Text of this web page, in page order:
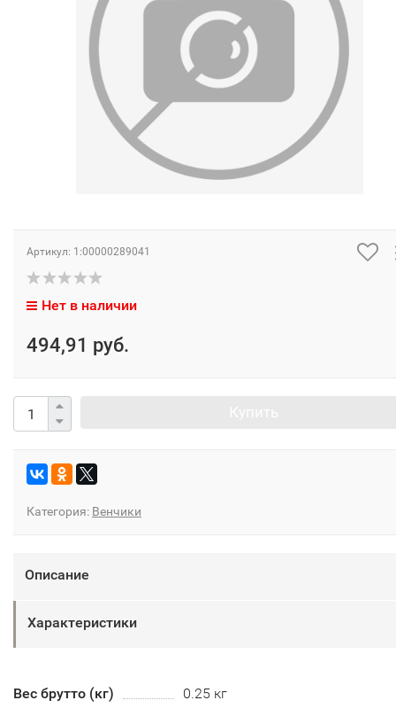
Артикул: 1:00000289041
Нет в наличии
494,91 руб.
Категория: Венчики
Описание
Характеристики
Вес брутто (кг)
0.25 кг